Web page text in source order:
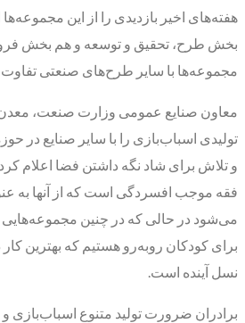
هفته‌های اخیر بازدیدی را از این مجموعه‌ها
بخش طرح، تحقیق و توسعه و هم بخش
مجموعه‌ها با سایر طرح‌های صنعتی تفاوت
معاون صنایع عمومی وزارت صنعت،
تولیدی اسباب‌بازی را با سایر صنایع در
و تلاش برای شاد نگه داشتن فضا اعلام
فقه موجب افسردگی است که از آنها به
می‌شود در حالی که در چنین مجموعه‌هایی
برای کودکان روبه‌رو هستیم که بهترین کار
نسل آینده است.
برادران ضرورت تولید متنوع